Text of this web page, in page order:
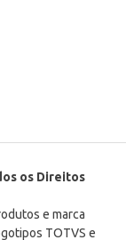
os Direitos
e marca
TOTVS e